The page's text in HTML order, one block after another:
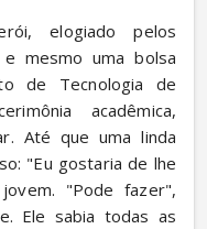
elogiado pelos
e mesmo uma bolsa
de Tecnologia de
acadêmica,
Até que uma linda
"Eu gostaria de lhe
"Pode fazer",
Ele sabia todas as